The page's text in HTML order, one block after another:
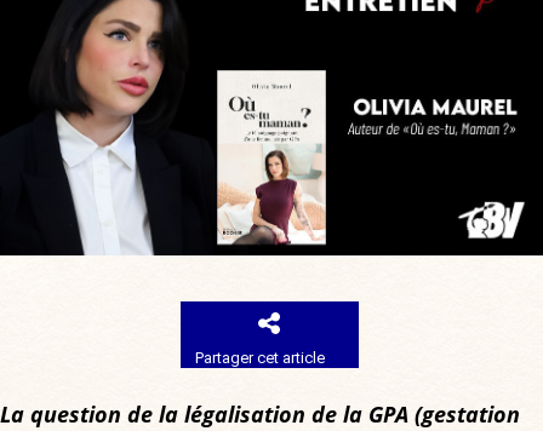
Partager cet article
La question de la légalisation de la GPA (gestation